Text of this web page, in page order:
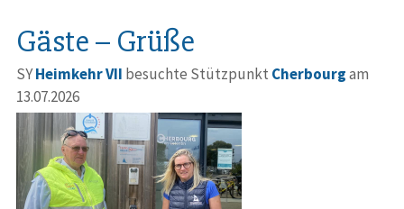
Gäste – Grüße
SYHeimkehr VII besuchte Stützpunkt Cherbourgam
13.07.2026